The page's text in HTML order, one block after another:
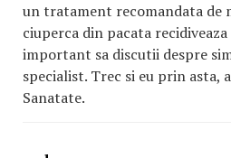
un tratament recomandata de
ciuperca din pacata
important sa discutii despre
specialist. Trec si eu prin asta,
Sanatate.